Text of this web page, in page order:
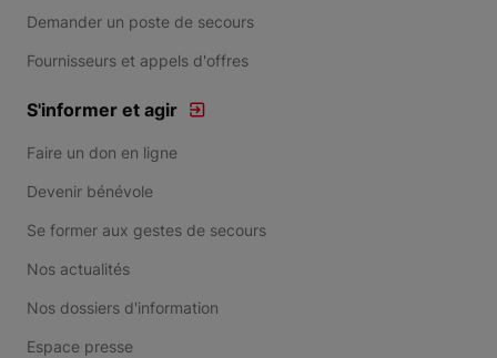
Demander un poste de secours
Fournisseurs et appels d'offres
S'informer et agir
Faire un don en ligne
Devenir bénévole
Se former aux gestes de secours
Nos actualités
Nos dossiers d'information
Espace presse